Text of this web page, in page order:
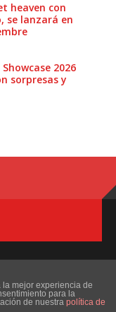
heaven con
se lanzará en
2026
sorpresas y
derechos reservados
la mejor experiencia de
para la
de nuestra política de